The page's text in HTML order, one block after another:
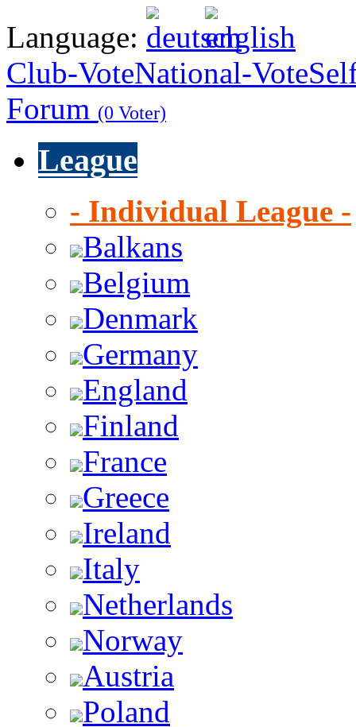
Language:
Club-VoteNational-Vote
Forum (0 Voter)
League
- Individual League -
Balkans
Belgium
Denmark
Germany
England
Finland
France
Greece
Ireland
Italy
Netherlands
Norway
Austria
Poland